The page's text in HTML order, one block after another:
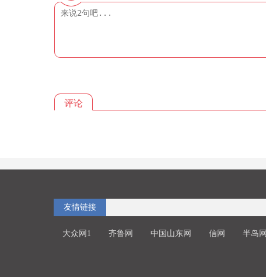
评论
友情链接
大众网1 齐鲁网 中国山东网 信网 半岛网